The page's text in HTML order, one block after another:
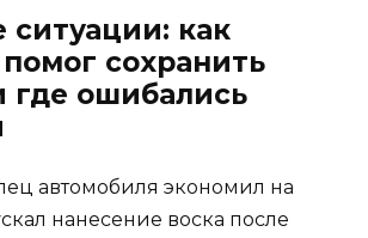
ситуации: как
сохранить
где ошибались
автомобиля экономил на
нанесение воска после